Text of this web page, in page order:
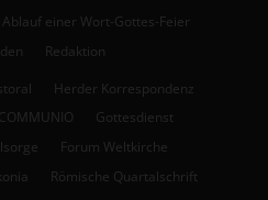
Ablauf einer Wort-Gottes-Feier
Redaktion
Herder Korrespondenz
COMMUNIO
Gottesdienst
Forum Weltkirche
Römische Quartalschrift